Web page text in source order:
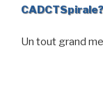
Un tout grand